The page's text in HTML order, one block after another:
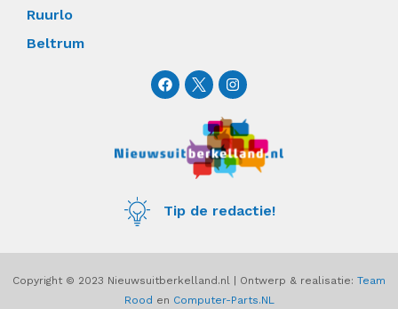
Ruurlo
Beltrum
F
a
c
o
o
I
n
s
t
a
g
r
a
Tip de redactie!
Copyright © 2023 Nieuwsuitberkelland.nl | Ontwerp & realisatie: Team
Rood en Computer-Parts.NL